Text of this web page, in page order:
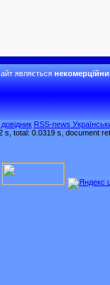
являється
RSS-news
total: 0.0319 s, document